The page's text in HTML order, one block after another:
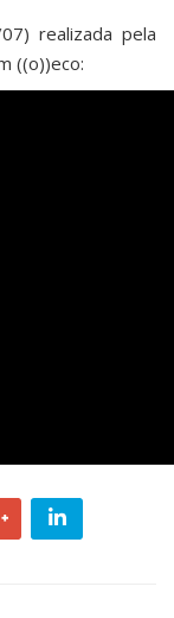
realizada pela
((o))eco: